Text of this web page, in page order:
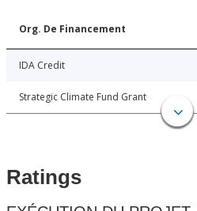
Org. De Financement
IDA Credit
Strategic Climate Fund Grant
Ratings